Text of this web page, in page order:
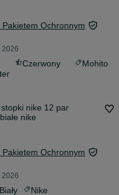
Pakietem Ochronnym
2026
Czerwony
Mohito
nike 12 par
nike
Pakietem Ochronnym
2026
Biały Nike